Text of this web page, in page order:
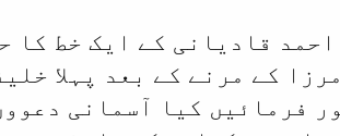
قادیانی کے ایک خط کا
کے مرنے کے بعد پہلا
فرمائیں کیا آسمانی